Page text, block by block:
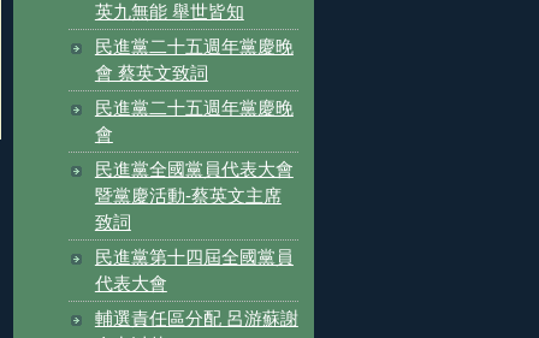
英九無能 舉世皆知
民進黨二十五週年黨慶晚
會 蔡英文致詞
民進黨二十五週年黨慶晚
會
民進黨全國黨員代表大會
暨黨慶活動-蔡英文主席
致詞
民進黨第十四屆全國黨員
代表大會
輔選責任區分配 呂游蘇謝